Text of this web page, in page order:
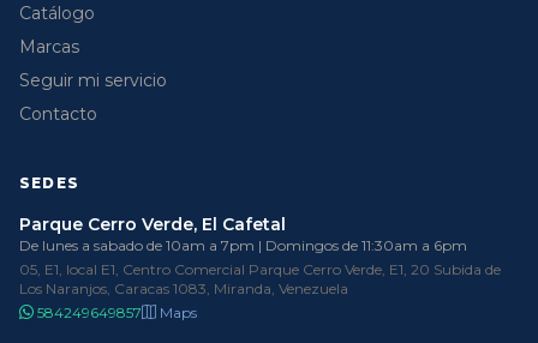
Catálogo
Marcas
Seguir mi servicio
Contacto
SEDES
Parque Cerro Verde, El Cafetal
De lunes a sabado de 10am a 7pm | Domingos de 11:30am a 6pm
05, E1, local E1, Centro Comercial Parque Cerro Verde, E1, 20 Subida de
Los Naranjos, Caracas 1083, Miranda, Venezuela
584249649857
Maps